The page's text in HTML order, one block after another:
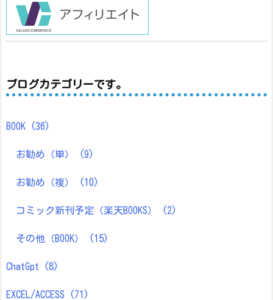
ブログカテゴリーです。
BOOK (36)
お勧め（単） (9)
お勧め（複） (10)
コミック新刊予定（楽天BOOKS） (2)
その他（BOOK） (15)
ChatGpt (8)
EXCEL/ACCESS (71)